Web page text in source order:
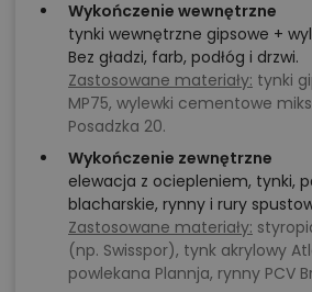
Wykończenie wewnętrzne
tynki wewnętrzne gipsowe +
Bez gładzi, farb, podłóg i drzwi.
Zastosowane materiały: tynki
MP75, wylewki cementowe
Posadzka 20.
Wykończenie zewnętrzne
elewacja z ociepleniem, tynki,
blacharskie, rynny i rury
Zastosowane materiały:
(np. Swisspor), tynk akrylowy
powlekana Plannja, rynny PCV